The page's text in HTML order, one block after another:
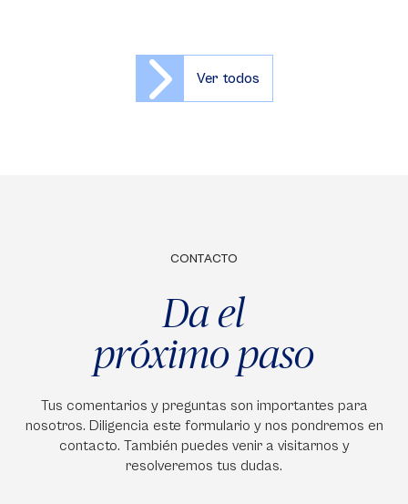
Ver todos
CONTACTO
Da el
próximo paso
Tus comentarios y preguntas son importantes para
nosotros. Diligencia este formulario y nos pondremos en
contacto. También puedes venir a visitarnos y
resolveremos tus dudas.